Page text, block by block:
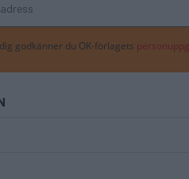
godkänner du OK-förlagets